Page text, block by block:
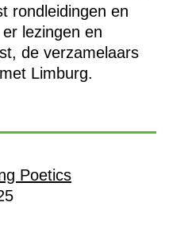
rondleidingen en
lezingen en
de verzamelaars
Limburg.
Poetics